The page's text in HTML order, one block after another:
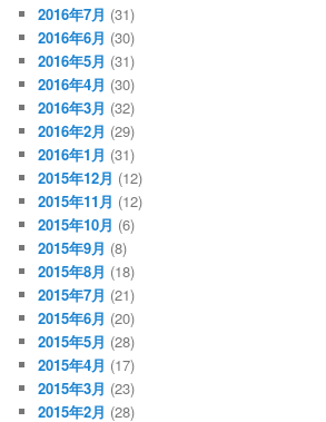
2016年7月 (31)
2016年6月 (30)
2016年5月 (31)
2016年4月 (30)
2016年3月 (32)
2016年2月 (29)
2016年1月 (31)
2015年12月 (12)
2015年11月 (12)
2015年10月 (6)
2015年9月 (8)
2015年8月 (18)
2015年7月 (21)
2015年6月 (20)
2015年5月 (28)
2015年4月 (17)
2015年3月 (23)
2015年2月 (28)